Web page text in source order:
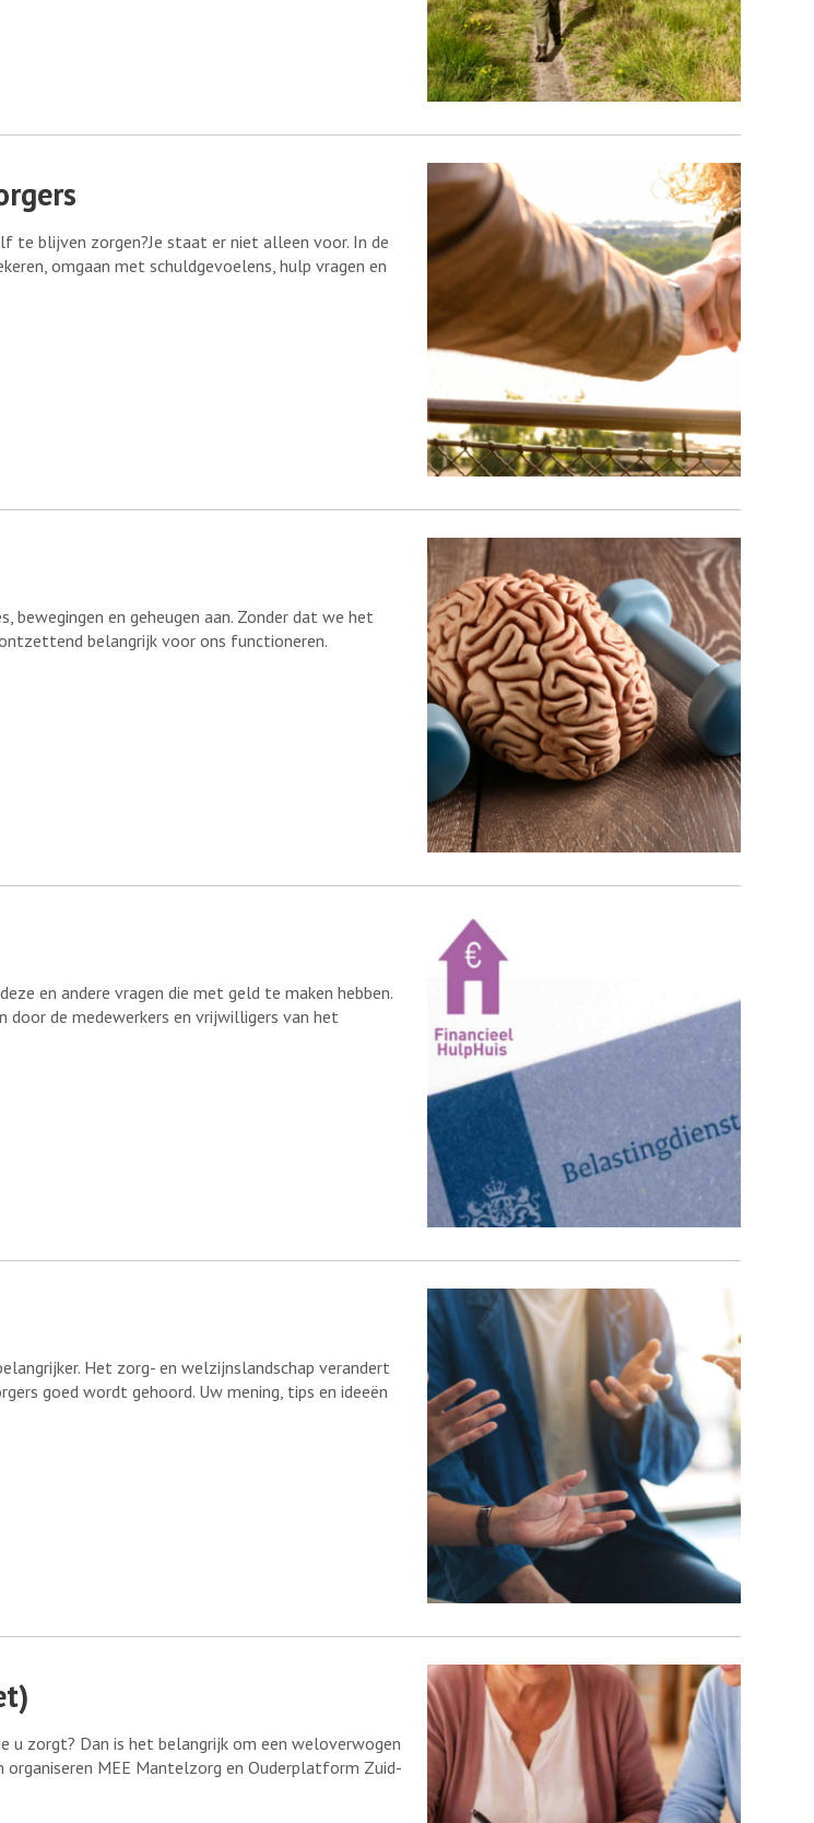
te blijven zorgen?Je staat er niet alleen voor. In de
omgaan met schuldgevoelens, hulp vragen en
bewegingen en geheugen aan. Zonder dat we het
belangrijk voor ons functioneren.
en andere vragen die met geld te maken hebben.
de medewerkers en vrijwilligers van het
Het zorg- en welzijnslandschap verandert
goed wordt gehoord. Uw mening, tips en ideeën
u zorgt? Dan is het belangrijk om een weloverwogen
MEE Mantelzorg en Ouderplatform Zuid-